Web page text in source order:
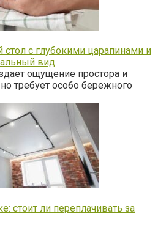
стол с глубокими царапинами и
вид
ощущение простора и
требует особо бережного
стоит ли переплачивать за